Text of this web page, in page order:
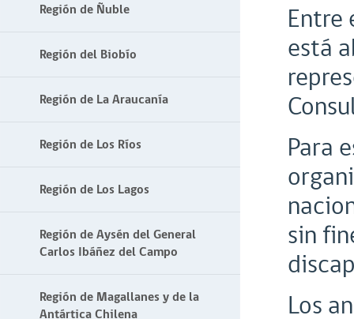
Región de Ñuble
Región del Biobío
Región de La Araucanía
Región de Los Ríos
Región de Los Lagos
Región de Aysén del General
Carlos Ibáñez del Campo
Región de Magallanes y de la
Antártica Chilena
Entre
está
Para
sin
Los